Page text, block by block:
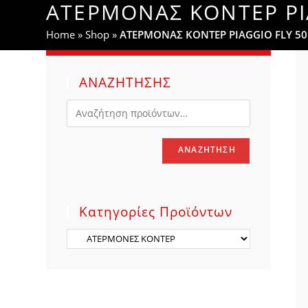
WEBSITE
SEARCH
ΑΤΕΡΜΟΝΑΣ ΚΟΝΤΕΡ
Home »Shop »ΑΤΕΡΜΟΝΑΣ ΚΟΝΤΕΡ PIAGGIO FLY
ΑΝΑΖΗΤΗΣΗΣ
ΑΝΑΖΉΤΗΣΗ
Κατηγορίες Προϊόντων